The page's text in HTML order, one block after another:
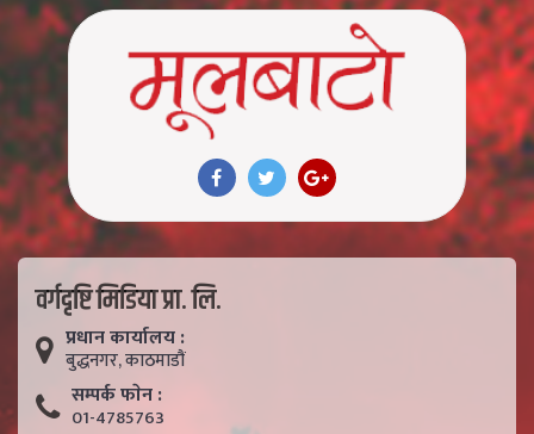
वर्गदृष्टि मिडिया प्रा. लि.
प्रधान कार्यालय :
बुद्धनगर, काठमाडाैं
सम्पर्क फाेन :
01-4785763